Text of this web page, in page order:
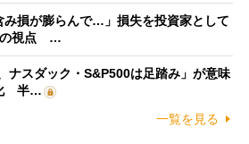
み損が膨らんで…」損失を投資家として
の視点 …
ナスダック・S&P500は足踏み」が意味
半…
一覧を見る